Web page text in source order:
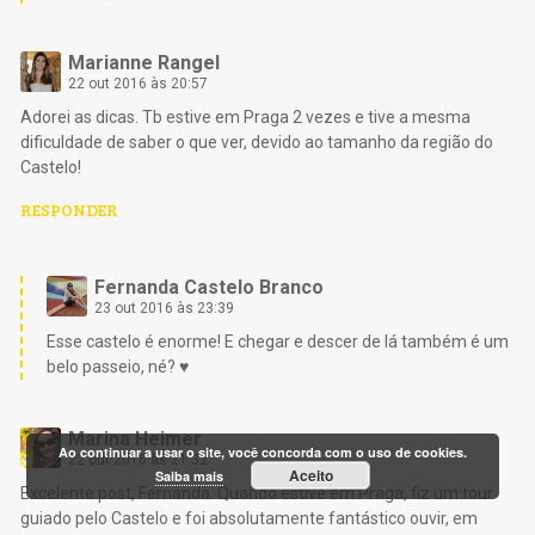
Marianne Rangel
22 out 2016 às 20:57
Adorei as dicas. Tb estive em Praga 2 vezes e tive a mesma
dificuldade de saber o que ver, devido ao tamanho da região do
Castelo!
RESPONDER
Fernanda Castelo Branco
23 out 2016 às 23:39
Esse castelo é enorme! E chegar e descer de lá também é um
belo passeio, né? ♥
Marina Heimer
22 out 2016 às 21:32
Excelente post, Fernanda. Quando estive em Praga, fiz um tour
guiado pelo Castelo e foi absolutamente fantástico ouvir, em
Ao continuar a usar o site, você concorda com o uso de cookies.
Saiba mais
Aceito